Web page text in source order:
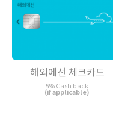
해외에선 체크카드
5% Cash back
(if applicable)